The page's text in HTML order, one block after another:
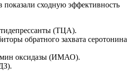
показали сходную эффективность
(ТЦА).
обратного захвата серотонина
оксидазы (ИМАО).